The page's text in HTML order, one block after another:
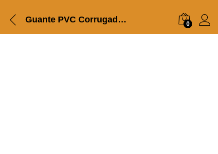
Guante PVC Corrugado KIM Neptuno H432SS-EC 0